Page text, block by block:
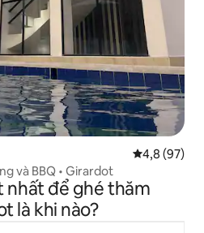
Xếp hạng
4,8 (97)
và BBQ • Girardot
nhất để ghé thăm
là khi nào?